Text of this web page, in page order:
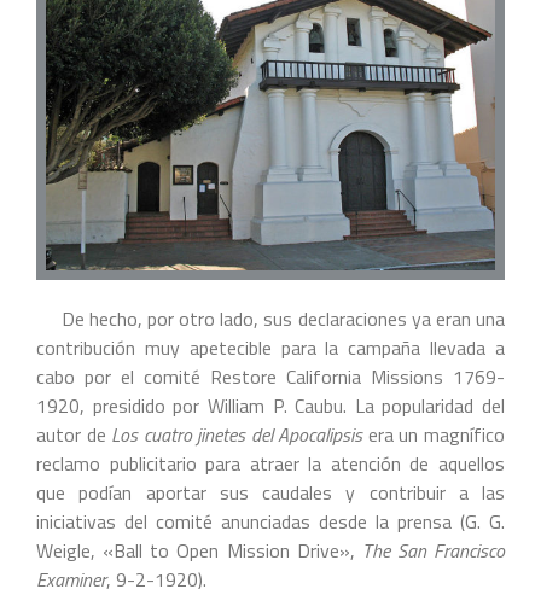
De hecho, por otro lado, sus declaraciones ya eran una
contribución muy apetecible para la campaña llevada a
cabo por el comité Restore California Missions 1769-
1920, presidido por William P. Caubu. La popularidad del
autor de Los cuatro jinetes del Apocalipsisera un magnífico
reclamo publicitario para atraer la atención de aquellos
que podían aportar sus caudales y contribuir a las
iniciativas del comité anunciadas desde la prensa (G. G.
Weigle, «Ball to Open Mission Drive», The San Francisco
Examiner, 9-2-1920).